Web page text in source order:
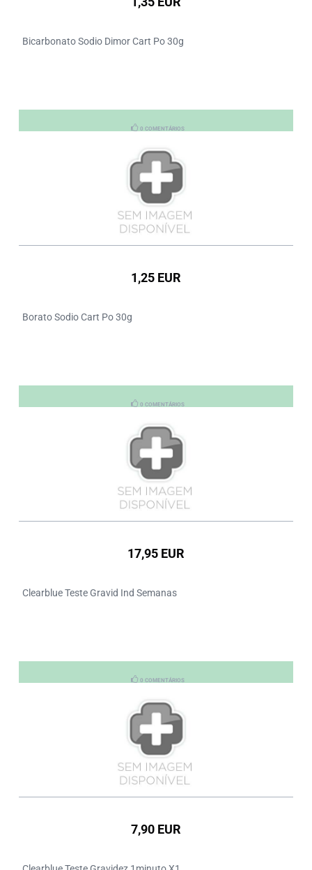
Bicarbonato Sodio Dimor Cart Po 30g
0 COMENTÁRIOS
1,25 EUR
Borato Sodio Cart Po 30g
0 COMENTÁRIOS
17,95 EUR
Clearblue Teste Gravid Ind Semanas
0 COMENTÁRIOS
7,90 EUR